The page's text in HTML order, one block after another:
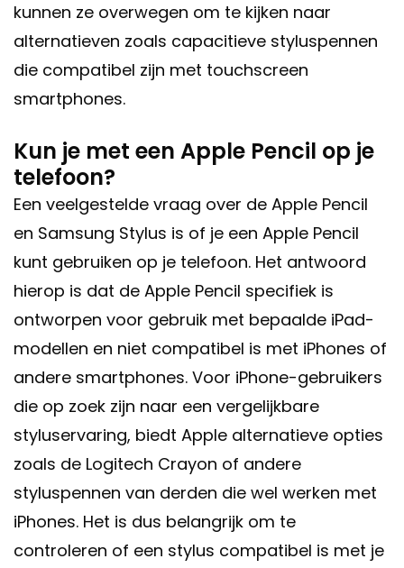
kunnen ze overwegen om te kijken naar
alternatieven zoals capacitieve styluspennen
die compatibel zijn met touchscreen
smartphones.
Kun je met een Apple Pencil op je
telefoon?
Een veelgestelde vraag over de Apple Pencil
en Samsung Stylus is of je een Apple Pencil
kunt gebruiken op je telefoon. Het antwoord
hierop is dat de Apple Pencil specifiek is
ontworpen voor gebruik met bepaalde iPad-
modellen en niet compatibel is met iPhones of
andere smartphones. Voor iPhone-gebruikers
die op zoek zijn naar een vergelijkbare
styluservaring, biedt Apple alternatieve opties
zoals de Logitech Crayon of andere
styluspennen van derden die wel werken met
iPhones. Het is dus belangrijk om te
controleren of een stylus compatibel is met je